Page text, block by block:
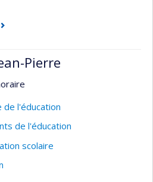
présidente de l'Association
qualitative entre 2016 et 2023.
des discussions qu'il met
une sociologie
objets : les rapports
et la négociation des
de travail, l’intégration
faire des enseignants, les
Pierre
de l'éducation
de l'éducation
scolaire